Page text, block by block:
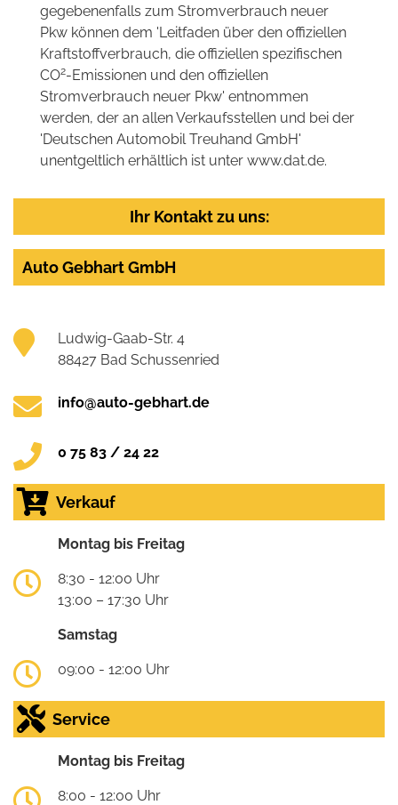
gegebenenfalls zum Stromverbrauch neuer
Pkw können dem 'Leitfaden über den offiziellen
Kraftstoffverbrauch, die offiziellen spezifischen
CO2-Emissionen und den offiziellen
Stromverbrauch neuer Pkw' entnommen
werden, der an allen Verkaufsstellen und bei der
'Deutschen Automobil Treuhand GmbH'
unentgeltlich erhältlich ist unter www.dat.de.
Ihr Kontakt zu uns:
Auto Gebhart GmbH
Ludwig-Gaab-Str. 4
88427 Bad Schussenried
info@auto-gebhart.de
0 75 83 / 24 22
Verkauf
Montag bis Freitag
8:30 - 12:00 Uhr
13:00 – 17:30 Uhr
Samstag
09:00 - 12:00 Uhr
Service
Montag bis Freitag
8:00 - 12:00 Uhr